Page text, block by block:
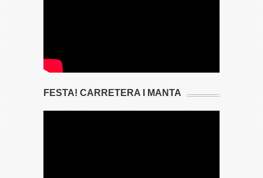
FESTA! CARRETERA I MANTA